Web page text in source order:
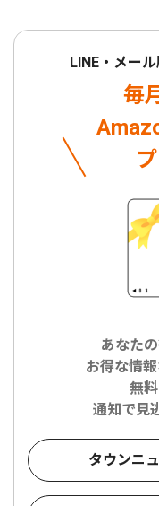
LINE・メー
毎
あなた
お得な情
無
通知で見
タウンニ